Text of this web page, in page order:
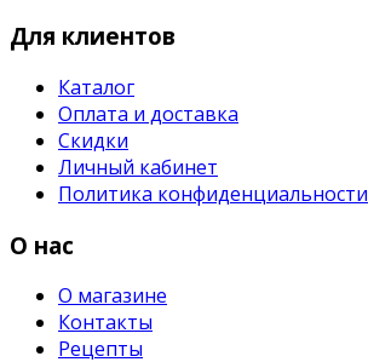
Для клиентов
Каталог
Оплата и доставка
Скидки
Личный кабинет
Политика конфиденциальности
О нас
О магазине
Контакты
Рецепты